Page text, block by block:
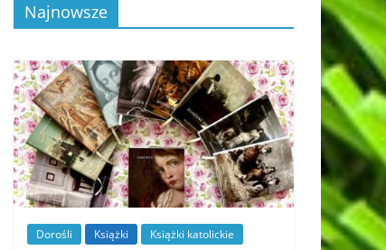
Najnowsze
Dorośli Książki Książki katolickie